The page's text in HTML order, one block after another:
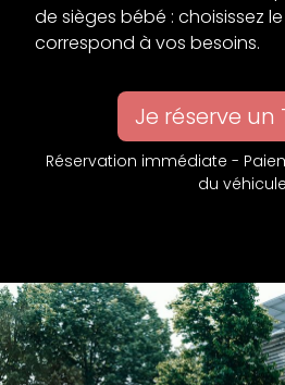
de sièges bébé : choisissez
correspond à vos besoins.
Je réserve un
Réservation immédiate -
du